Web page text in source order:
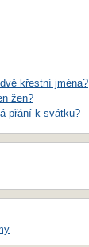
křestní jména?
žen?
přání k svátku?